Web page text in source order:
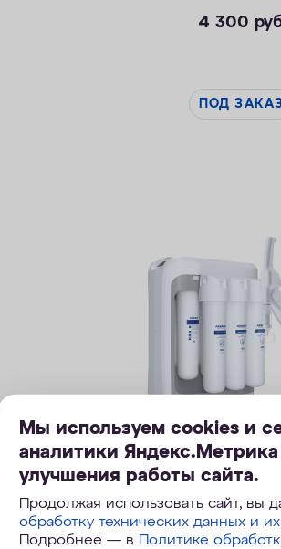
4 300
ПОД
Лабораторный
205S
Лабораторная система для
Мы используем cookies и
аналитики
улучшения работы сайта.
Продолжая использовать сайт, вы
обработку технических данных и
Подробнее — в Политике